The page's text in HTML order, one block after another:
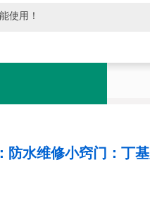
使用！
防水维修小窍门：丁